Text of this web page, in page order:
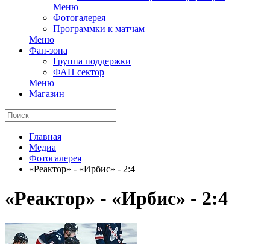
Меню
Фотогалерея
Программки к матчам
Меню
Фан-зона
Группа поддержки
ФАН сектор
Меню
Магазин
Главная
Медиа
Фотогалерея
«Реактор» - «Ирбис» - 2:4
«Реактор» - «Ирбис» - 2:4